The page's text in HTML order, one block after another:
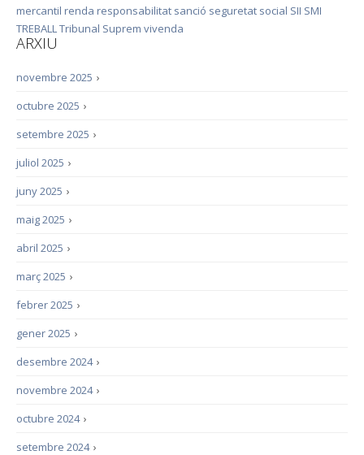
mercantil renda responsabilitat sanció seguretat social SII SMI
TREBALLTribunal Suprem vivenda
ARXIU
›
novembre 2025
›
octubre 2025
›
setembre 2025
›
juliol 2025
›
juny 2025
›
maig 2025
›
abril 2025
›
març 2025
›
febrer 2025
›
gener 2025
›
desembre 2024
›
novembre 2024
›
octubre 2024
›
setembre 2024